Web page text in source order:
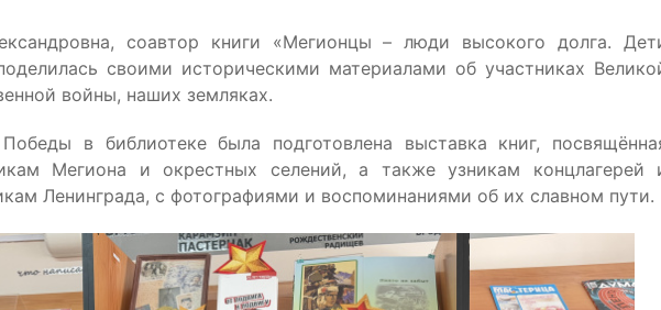
Вокруг света
Наш Филиппок
соавтор книги «Мегионцы – люди высокого долга.
своими историческими материалами об участниках
войны, наших земляках.
в библиотеке была подготовлена выставка книг,
Мегиона и окрестных селений, а также узникам концлагерей
Ленинграда, с фотографиями и воспоминаниями об их славном пути.